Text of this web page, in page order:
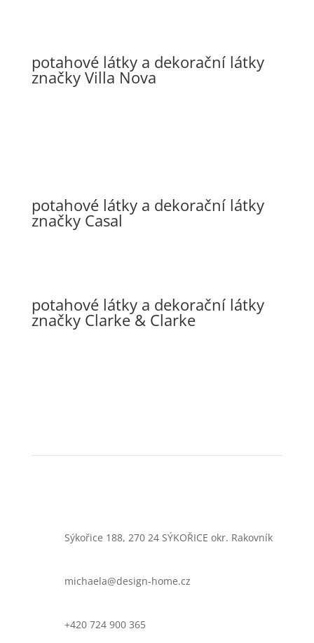
potahové látky a dekorační látky
značky Villa Nova
potahové látky a dekorační látky
značky Casal
potahové látky a dekorační látky
značky Clarke & Clarke
Sýkořice 188, 270 24 SÝKOŘICE okr. Rakovník
michaela@design-home.cz
+420 724 900 365